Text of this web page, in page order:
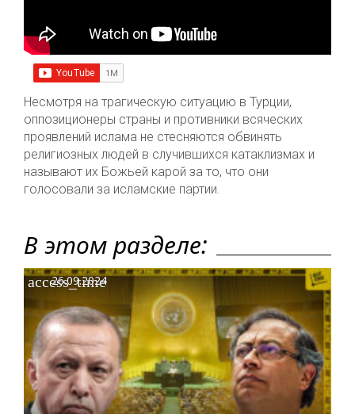
Несмотря на трагическую ситуацию в Турции,
оппозиционеры страны и противники всяческих
проявлений ислама не стесняются обвинять
религиозных людей в случившихся катаклизмах и
называют их Божьей карой за то, что они
голосовали за исламские партии.
В этом разделе:
access_time
26.09.2024